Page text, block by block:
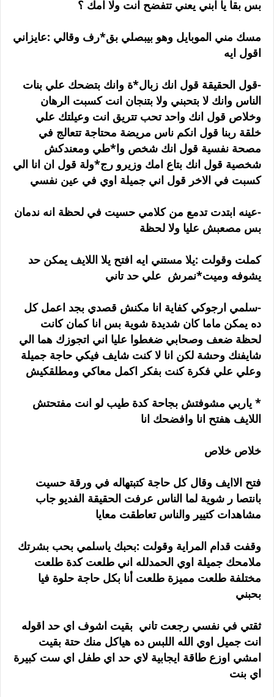
بس بقا يا ابني يعني تتفضح انت ولا امك ؟
مسك مني الموبايل وهو بيبصلي بق*رف وقالي :عايزاني
اقول ايه
-قول الحقيقة قول انك زبال*ة وانك بتضحك علي بنات
الناس وانك لا بتحبني ولا بتنجان انت كسبت الرهان
وخلاص قول انك واحد تحب تتريق انت وعيلتك علي
خلقة ربنا قول انكم ناس مريضة محتاجة تتعالج في
مصحة نفسية قول انك شخص وا*طي ومعندكش
شخصية قول انك بتاع امك وزيرو رج*ولة قول ان انا الي
كسبت في الاخر قول اني جميلة اوي في عين نفسي
-عينه ابتدت تدمع من كلامي حسيت في لحظة انه ندمان
بس مصعبش عليا ولا لحظة
كملت وقولت :يلا مستني ايه افتح يلا اللايف يمكن حد
يشوفه وميت*نمرش علي حد تاني
-سلمي ارجوكي كفاية انا مكنش قصدي بجد اعمل كل
ده يمكن ماما كان شديدة شوية بس انا كمان كانت
لحظة ضعف وصحابي ضغطوا عليا اني اتجوزك هما الي
شايفنك وحشة لكن انا لا كنت شايف فيكي حاجة جميلة
وعلي علي فكرة كنت بفكر اكمل معاكي ومطلقكيش
* ياربي مشوفتش بجاحة كدة طيب لو انت مفتحتش
اللايف هفتح انا وافضحك انا
خلاص خلاص
فتح الاايف وقال كل حاجة كتبتهاله في ورقة حسيت
بانتصا ر شوية لما الناس عرفت الحقيقة الفديو جاب
مشاهدات كتيير والناس تعاطقت معايا
وقفت قدام المراية وقولت :بحبك ياسلمي بحب بشرتك
ملامحك جميلة اوي الحمدلله اني طلعت كدة طلعت
مختلفة طلعت مميزة طلعت أنا بكل حاجة حلوة فيا
بحبني
ثقتي في نفسي رجعت تاني بقيت اشوف اي حد اقوله
انت جميل اوي الله اللبس ده هياكل منك حتة بقيت
امشي اوزع طاقة ايجابية لاي حد اي طفل اي ست كبيرة
اي بنت